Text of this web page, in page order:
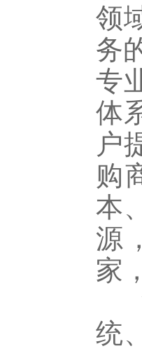
领
务
专
体
户
购
本
源
家
统